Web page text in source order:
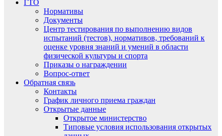
ГТО
Нормативы
Документы
Центр тестирования по выполнению видов
испытаний (тестов), нормативов, требований к
оценке уровня знаний и умений в области
физической культуры и спорта
Приказы о награждении
Вопрос-ответ
Обратная связь
Контакты
График личного приема граждан
Открытые данные
Открытое министерство
Типовые условия использования открытых